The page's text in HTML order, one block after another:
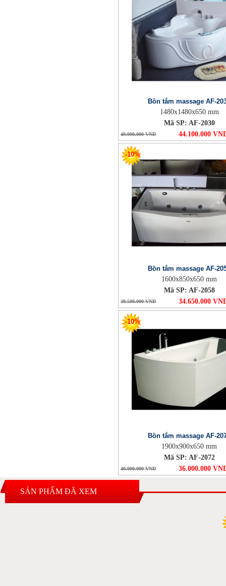
Bồn tắm massage AF-
1480x1480x650 mm
Mã SP: AF-2030
49.000.000 VND 44.100.000
-10%
Bồn tắm massage AF-
1600x850x650 mm
Mã SP: AF-2058
38.500.000 VND 34.650.000
-10%
Bồn tắm massage AF-
1900x900x650 mm
Mã SP: AF-2072
40.000.000 VND 36.000.000
SẢN PHẨM ĐÃ XEM